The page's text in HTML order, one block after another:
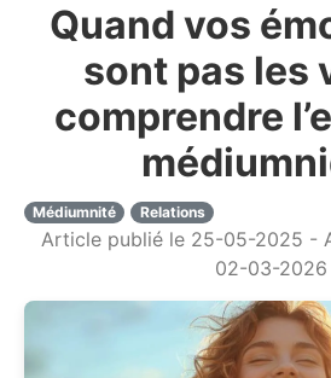
Quand vos
sont pas les
comprendre
Médiumnité Relations
Article publié le 25-05-2025 -
02-03-2026